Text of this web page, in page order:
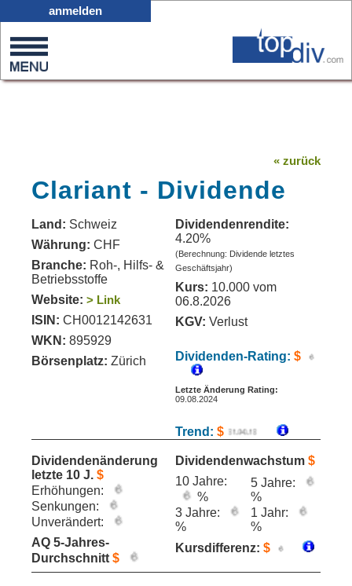
0
on
anmelden
« zurück
Clariant - Dividende
Land: Schweiz
Währung: CHF
Branche: Roh-, Hilfs- &
Betriebsstoffe
Website: > Link
ISIN: CH0012142631
WKN: 895929
Börsenplatz: Zürich
Dividendenrendite:
4.20%
(Berechnung: Dividende letztes
Geschäftsjahr)
Kurs: 10.000 vom
06.8.2026
KGV: Verlust
Dividenden-Rating: $
Letzte Änderung Rating:
09.08.2024
Trend: $
Dividendenänderung
letzte 10 J. $
Erhöhungen:
Senkungen:
Unverändert:
AQ 5-Jahres-
Durchschnitt $
Dividendenwachstum $
10 Jahre:
%
5 Jahre:
%
3 Jahre:
%
1 Jahr:
%
Kursdifferenz: $